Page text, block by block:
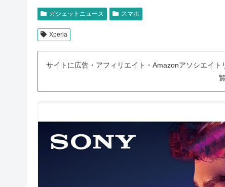
ガジェットニュース スマホ
Xperia
サイトに広告・アフィリエイト・Amazonアソシエイ